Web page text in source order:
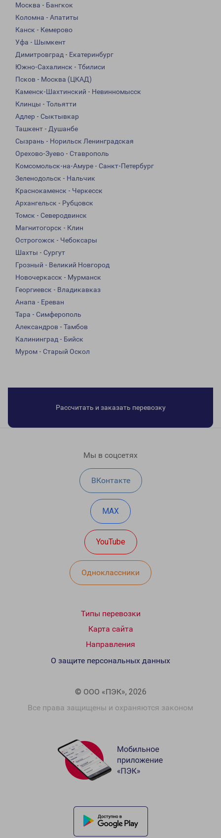
Москва - Бангкок
Коломна - Апатиты
Канск - Кемерово
Уфа - Шымкент
Димитровград - Екатеринбург
Южно-Сахалинск - Тбилиси
Псков - Москва (ЦКАД)
Каменск-Шахтинский - Невинномысск
Клинцы - Тольятти
Адлер - Сыктывкар
Ташкент - Душанбе
Сызрань - Норильск Ленинградская
Орехово-Зуево - Ставрополь
Комсомольск-на-Амуре - Санкт-Петербург
Зеленодольск - Нальчик
Краснокаменск - Черкесск
Архангельск - Рубцовск
Томск - Северодвинск
Магнитогорск - Клин
Острогожск - Чебоксары
Шахты - Сургут
Грозный - Великий Новгород
Новочеркасск - Мурманск
Георгиевск - Владикавказ
Анапа - Ереван
Тара - Симферополь
Александров - Тамбов
Калининград - Бийск
Муром - Старый Оскол
Рассчитать и заказать перевозку
Мы в соцсетях
ВКонтакте
MAX
YouTube
Одноклассники
Типы перевозки
Карта сайта
Направления
© ООО «ПЭК», 2026
Все права защищены и охраняются законом
О защите персональных данных